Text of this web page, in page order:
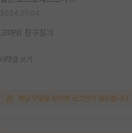
고마워 칭구칭긔
대댓글 쓰기
해당 댓글을 보려면 로그인이 필요합니다.